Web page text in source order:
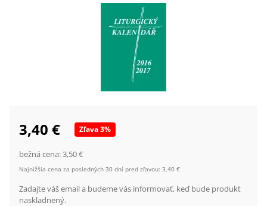
3,40 € Zľava3%
bežná cena:3,50 €
Najnižšia cena za posledných 30 dní pred zľavou: 3,40 €
Zadajte váš email a budeme vás informovať, keď bude produkt
naskladnený.